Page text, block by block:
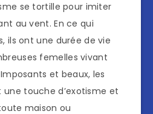
se tortille pour imiter
au vent. En ce qui
ils ont une durée de vie
femelles vivant
et beaux, les
touche d’exotisme et
maison ou